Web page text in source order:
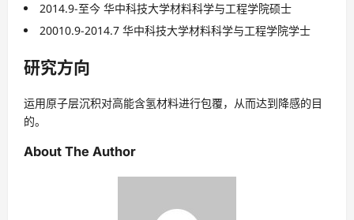
2014.9-至今 华中科技大学材料科学与工程学院硕士
20010.9-2014.7 华中科技大学材料科学与工程学院学士
研究方向
运用原子层沉积对高能含氢材料进行包覆，从而达到降感的目
的。
About The Author